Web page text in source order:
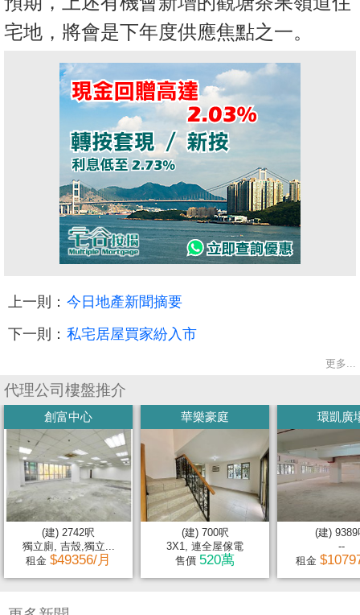
宅地，將會是下年度供應焦點之一。
上一則： 今日地產新聞摘要
下一則： 私宅居屋買家紛入市
更多...
代理公司樓盤推介
創富中心
(建) 2742呎
獨立廁, 吉殼,獨立...
租金 $49356/月
華樂豪庭
(建) 700呎
3X1, 連全屋傢電
售價 520萬
環凱廣
(建) 9389
--
租金